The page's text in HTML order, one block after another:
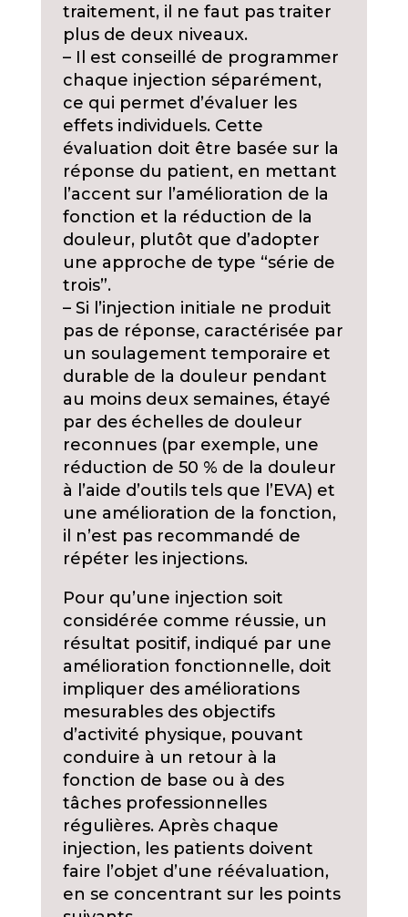
traitement, il ne faut pas traiter
plus de deux niveaux.
– Il est conseillé de programmer
chaque injection séparément,
ce qui permet d’évaluer les
effets individuels. Cette
évaluation doit être basée sur la
réponse du patient, en mettant
l’accent sur l’amélioration de la
fonction et la réduction de la
douleur, plutôt que d’adopter
une approche de type “série de
trois”.
– Si l’injection initiale ne produit
pas de réponse, caractérisée par
un soulagement temporaire et
durable de la douleur pendant
au moins deux semaines, étayé
par des échelles de douleur
reconnues (par exemple, une
réduction de 50 % de la douleur
à l’aide d’outils tels que l’EVA) et
une amélioration de la fonction,
il n’est pas recommandé de
répéter les injections.
Pour qu’une injection soit
considérée comme réussie, un
résultat positif, indiqué par une
amélioration fonctionnelle, doit
impliquer des améliorations
mesurables des objectifs
d’activité physique, pouvant
conduire à un retour à la
fonction de base ou à des
tâches professionnelles
régulières. Après chaque
injection, les patients doivent
faire l’objet d’une réévaluation,
en se concentrant sur les points